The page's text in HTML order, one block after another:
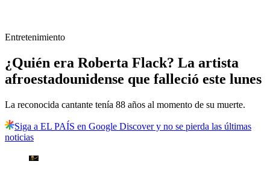
Entretenimiento
¿Quién era Roberta Flack? La artista
afroestadounidense que falleció este lunes
La reconocida cantante tenía 88 años al momento de su muerte.
Siga a EL PAÍS en Google Discover y no se pierda las últimas
noticias